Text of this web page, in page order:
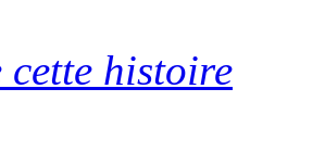
cette histoire